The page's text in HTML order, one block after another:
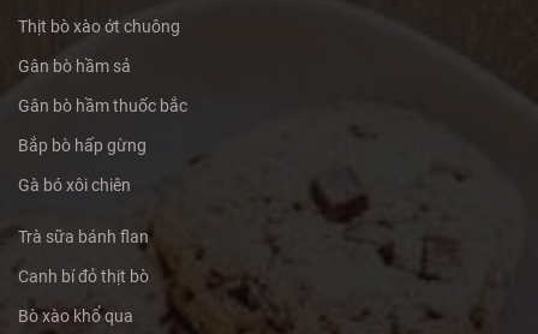
Thịt bò xào ớt chuông
Gân bò hầm sả
Gân bò hầm thuốc bắc
Bắp bò hấp gừng
Gà bó xôi chiên
Trà sữa bánh flan
Canh bí đỏ thịt bò
Bò xào khổ qua